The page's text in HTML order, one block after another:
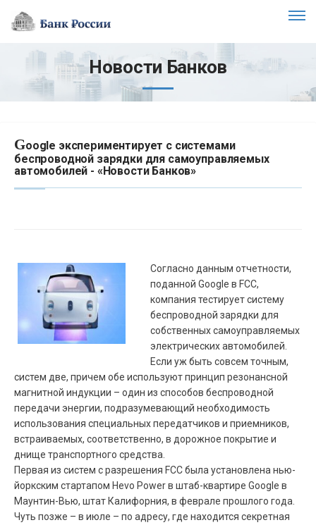
Новости Банков
Google экспериментирует с системами
беспроводной зарядки для самоуправляемых
автомобилей - «Новости Банков»
Согласно данным отчетности,
поданной Google в FCC,
компания тестирует систему
беспроводной зарядки для
собственных самоуправляемых
электрических автомобилей.
Если уж быть совсем точным,
систем две, причем обе используют принцип резонансной
магнитной индукции – один из способов беспроводной
передачи энергии, подразумевающий необходимость
использования специальных передатчиков и приемников,
встраиваемых, соответственно, в дорожное покрытие и
днище транспортного средства.
Первая из систем с разрешения FCCбыла установлена нью-
йоркским стартапом Hevo Power в штаб-квартире Google в
Маунтин-Вью, штат Калифорния, в феврале прошлого года.
Чуть позже – в июле – по адресу, где находится секретная